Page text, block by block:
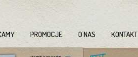
PROMOCJE O NAS KONTAKT